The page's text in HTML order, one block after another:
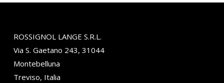
ROSSIGNOL LANGE S.R.L.
Via S. Gaetano 243, 31044
Montebelluna
Treviso, Italia